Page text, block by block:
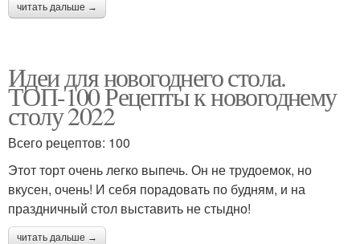
читать дальше →
Идеи для новогоднего стола.
ТОП-100 Рецепты к новогоднему
столу 2022
Всего рецептов: 100
Этот торт очень легко выпечь. Он не трудоемок, но
вкусен, очень! И себя порадовать по будням, и на
праздничный стол выставить не стыдно!
читать дальше →